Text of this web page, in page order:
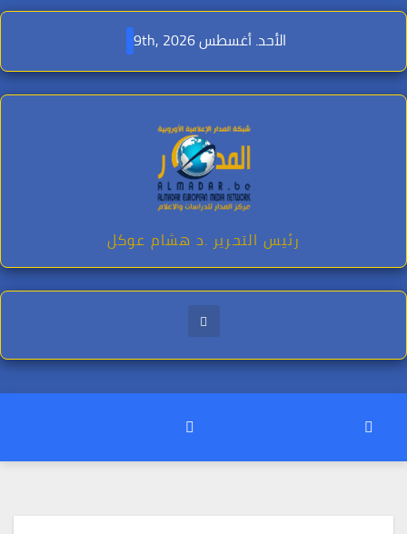
Skip
content
الأحد. أغسطس 9th, 2026
رئيس التحرير .د هشام عوكل